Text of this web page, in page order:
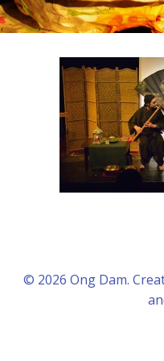
© 2026 Ong Dam.